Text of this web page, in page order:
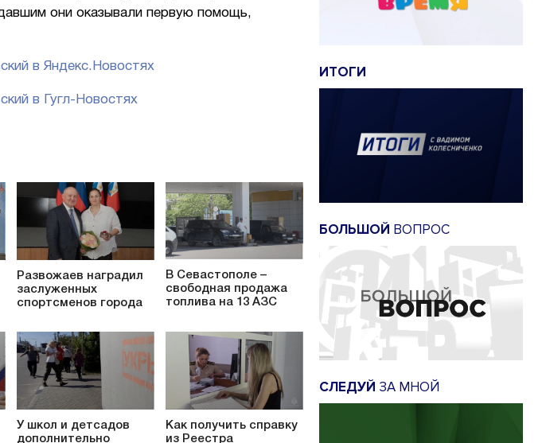
они оказывали первую помощь,
в Яндекс.Новостях
в Гугл-Новостях
Развожаев наградил
заслуженных
спортсменов города
В Севастополе –
свободная продажа
топлива на 13 АЗС
У школ и детсадов
дополнительно
Как получить справку
из Реестра
ИТОГИ
БОЛЬШОЙ ВОПРОС
СЛЕДУЙ ЗА МНОЙ